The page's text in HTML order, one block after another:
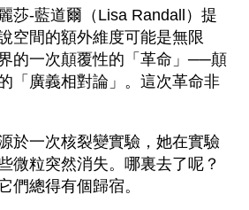
莎-藍道爾（Lisa Randall）提
空間的額外維度可能是無限
的一次顛覆性的「革命」──顛
「廣義相對論」。這次革命非
於一次核裂變實驗，她在實驗
微粒突然消失。哪裏去了呢？
們總得有個歸宿。